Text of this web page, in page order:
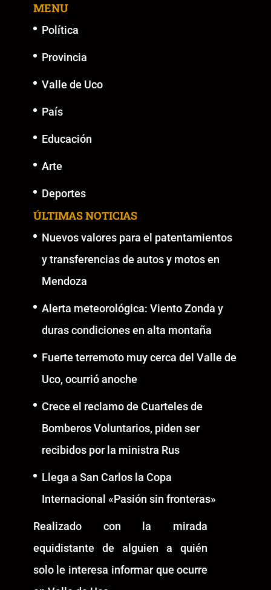
o
k
MENU
Política
Provincia
Valle de Uco
País
Educación
Arte
Deportes
ÚLTIMAS NOTICIAS
Nuevos valores para el patentamientos
y transferencias de autos y motos en
Mendoza
Alerta meteorológica: Viento Zonda y
duras condiciones en alta montaña
Fuerte terremoto muy cerca del Valle de
Uco, ocurrió anoche
Crece el reclamo de Cuarteles de
Bomberos Voluntarios, piden ser
recibidos por la ministra Rus
Llega a San Carlos la Copa
Internacional «Pasión sin fronteras»
Realizado con la mirada
equidistante de alguien a quién
solo le interesa informar que ocurre